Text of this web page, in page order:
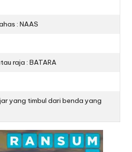
: NAAS
raja : BATARA
yang timbul dari benda yang